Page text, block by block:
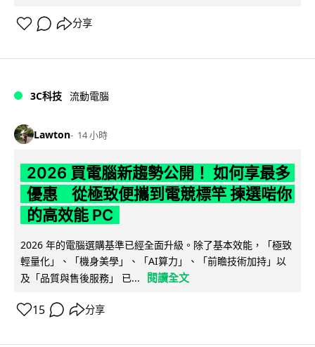
分享
3C科技 流動電腦
Lawton 14 小時
2026 買電腦新趨勢公開！ 如何享最多
優惠 從極致便攜到電競標竿 揀選啱你
的高效能 PC
2026 年的電腦選購基準已經全面升級。除了基本效能，「極致
輕量化」、「機身美學」、「AI算力」、「前瞻技術加持」以
及「品質與售後服務」 已...
閱讀全文
15 分享